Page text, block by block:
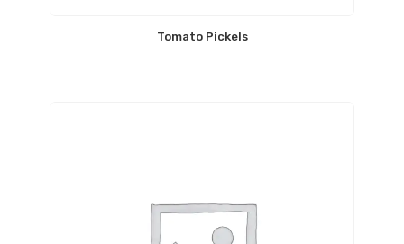
Tomato Pickels